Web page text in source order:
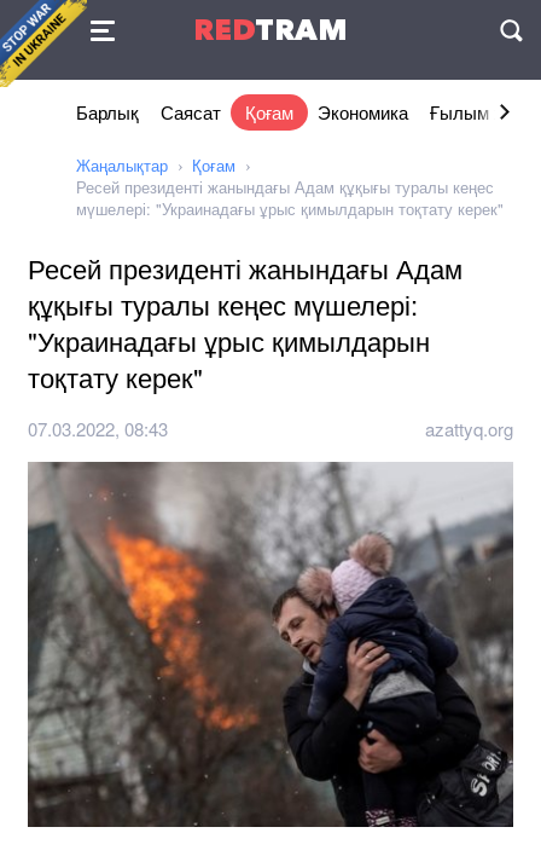
REDTRAM
Келісімі
Барлық Саясат Қоғам Экономика Ғылым және
Жаңалықтар
Қоғам
Ресей президенті жанындағы Адам құқығы туралы кеңес
мүшелері: "Украинадағы ұрыс қимылдарын тоқтату керек"
Ресей президенті жанындағы Адам
құқығы туралы кеңес мүшелері:
"Украинадағы ұрыс қимылдарын
тоқтату керек"
07.03.2022, 08:43 azattyq.org